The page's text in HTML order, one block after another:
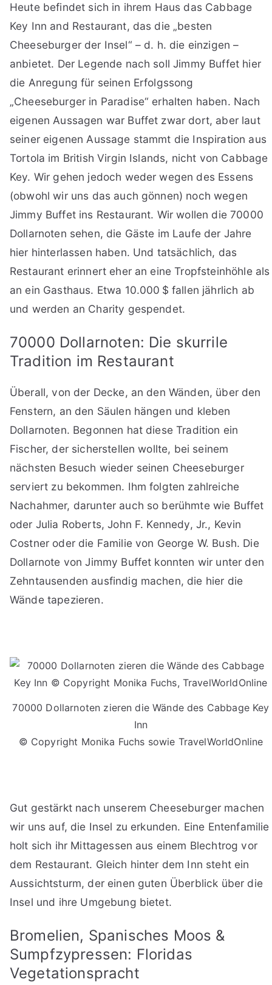
Heute befindet sich in ihrem Haus das Cabbage
Key Inn and Restaurant, das die „besten
Cheeseburger der Insel“ – d. h. die einzigen –
anbietet. Der Legende nach soll Jimmy Buffet hier
die Anregung für seinen Erfolgssong
„Cheeseburger in Paradise“ erhalten haben. Nach
eigenen Aussagen war Buffet zwar dort, aber laut
seiner eigenen Aussage stammt die Inspiration aus
Tortola im British Virgin Islands, nicht von Cabbage
Key. Wir gehen jedoch weder wegen des Essens
(obwohl wir uns das auch gönnen) noch wegen
Jimmy Buffet ins Restaurant. Wir wollen die 70000
Dollarnoten sehen, die Gäste im Laufe der Jahre
hier hinterlassen haben. Und tatsächlich, das
Restaurant erinnert eher an eine Tropfsteinhöhle als
an ein Gasthaus. Etwa 10.000 $ fallen jährlich ab
und werden an Charity gespendet.
70000 Dollarnoten: Die skurrile
Tradition im Restaurant
Überall, von der Decke, an den Wänden, über den
Fenstern, an den Säulen hängen und kleben
Dollarnoten. Begonnen hat diese Tradition ein
Fischer, der sicherstellen wollte, bei seinem
nächsten Besuch wieder seinen Cheeseburger
serviert zu bekommen. Ihm folgten zahlreiche
Nachahmer, darunter auch so berühmte wie Buffet
oder Julia Roberts, John F. Kennedy, Jr., Kevin
Costner oder die Familie von George W. Bush. Die
Dollarnote von Jimmy Buffet konnten wir unter den
Zehntausenden ausfindig machen, die hier die
Wände tapezieren.
70000 Dollarnoten zieren die Wände des Cabbage Key
Inn
© Copyright Monika Fuchs sowie TravelWorldOnline
Gut gestärkt nach unserem Cheeseburger machen
wir uns auf, die Insel zu erkunden. Eine Entenfamilie
holt sich ihr Mittagessen aus einem Blechtrog vor
dem Restaurant. Gleich hinter dem Inn steht ein
Aussichtsturm, der einen guten Überblick über die
Insel und ihre Umgebung bietet.
Bromelien, Spanisches Moos &
Sumpfzypressen: Floridas
Vegetationspracht